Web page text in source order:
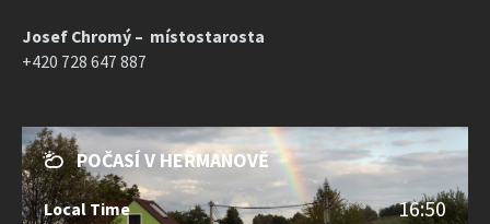
Josef Chromý – místostarosta
+420 728 647 887
POČASÍ V HEŘMANOVĚ
Local Time 16:50